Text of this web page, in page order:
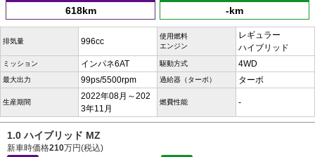
618km -km
排気量 996cc
使用燃料
エンジン
レギュラー
ハイブリッド
ミッション インパネ6AT 駆動方式 4WD
最大出力 99ps/5500rpm 過給器（ターボ） ターボ
生産期間
2022年08月～202
3年11月
燃費性能 -
1.0 ハイブリッド MZ
新車時価格210万円(税込)